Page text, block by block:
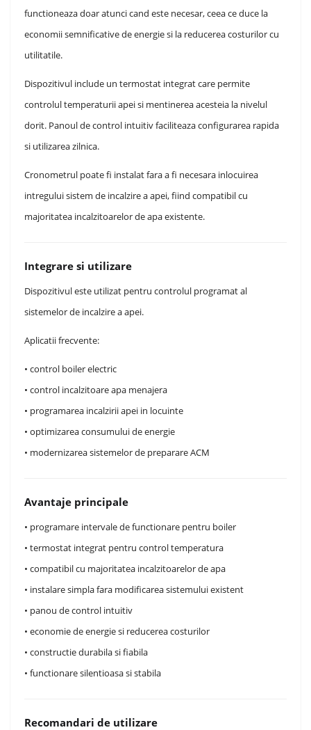
functioneaza doar atunci cand este necesar, ceea ce duce la
economii semnificative de energie si la reducerea costurilor cu
utilitatile.
Dispozitivul include un termostat integrat care permite
controlul temperaturii apei si mentinerea acesteia la nivelul
dorit. Panoul de control intuitiv faciliteaza configurarea rapida
si utilizarea zilnica.
Cronometrul poate fi instalat fara a fi necesara inlocuirea
intregului sistem de incalzire a apei, fiind compatibil cu
majoritatea incalzitoarelor de apa existente.
Integrare si utilizare
Dispozitivul este utilizat pentru controlul programat al
sistemelor de incalzire a apei.
Aplicatii frecvente:
• control boiler electric
• control incalzitoare apa menajera
• programarea incalzirii apei in locuinte
• optimizarea consumului de energie
• modernizarea sistemelor de preparare ACM
Avantaje principale
• programare intervale de functionare pentru boiler
• termostat integrat pentru control temperatura
• compatibil cu majoritatea incalzitoarelor de apa
• instalare simpla fara modificarea sistemului existent
• panou de control intuitiv
• economie de energie si reducerea costurilor
• constructie durabila si fiabila
• functionare silentioasa si stabila
Recomandari de utilizare